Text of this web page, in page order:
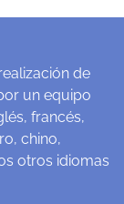
de
un equipo
francés,
chino,
otros idiomas